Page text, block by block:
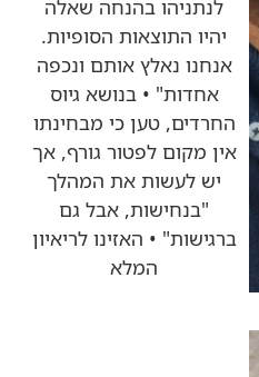
לנתניהו בהנחה שאלה
יהיו התוצאות הסופיות.
אנחנו נאלץ אותם ונכפה
אחדות" • בנושא גיוס
החרדים, טען כי מבחינתו
אין מקום לפטור גורף, אך
יש לעשות את המהלך
"בנחישות, אבל גם
ברגישות" • האזינו לריאיון
המלא